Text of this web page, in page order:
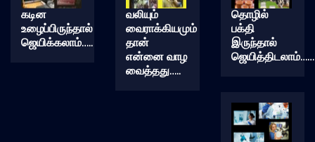
கடின
உழைப்பிருந்தால்
ஜெயிக்கலாம்…..
வலியும்
வைராக்கியமும்
தான்
என்னை வாழ
வைத்தது…..
தொழில்
பக்தி
இருந்தால்